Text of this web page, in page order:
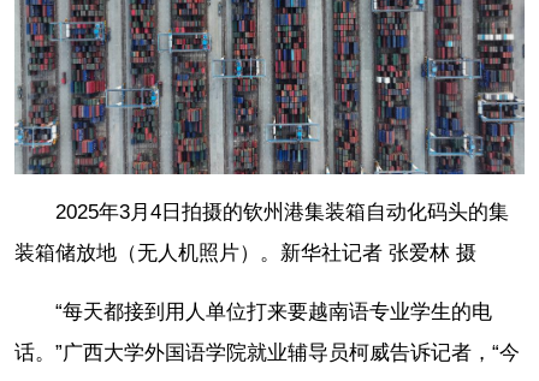
2025年3月4日拍摄的钦州港集装箱自动化码头的集
装箱储放地（无人机照片）。新华社记者 张爱林 摄
“每天都接到用人单位打来要越南语专业学生的电
话。”广西大学外国语学院就业辅导员柯威告诉记者，“今